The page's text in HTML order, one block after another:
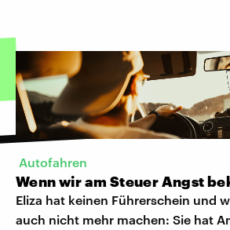
Autofahren
Wenn wir am Steuer Angst
Eliza hat keinen Führerschein und
auch nicht mehr machen: Sie hat